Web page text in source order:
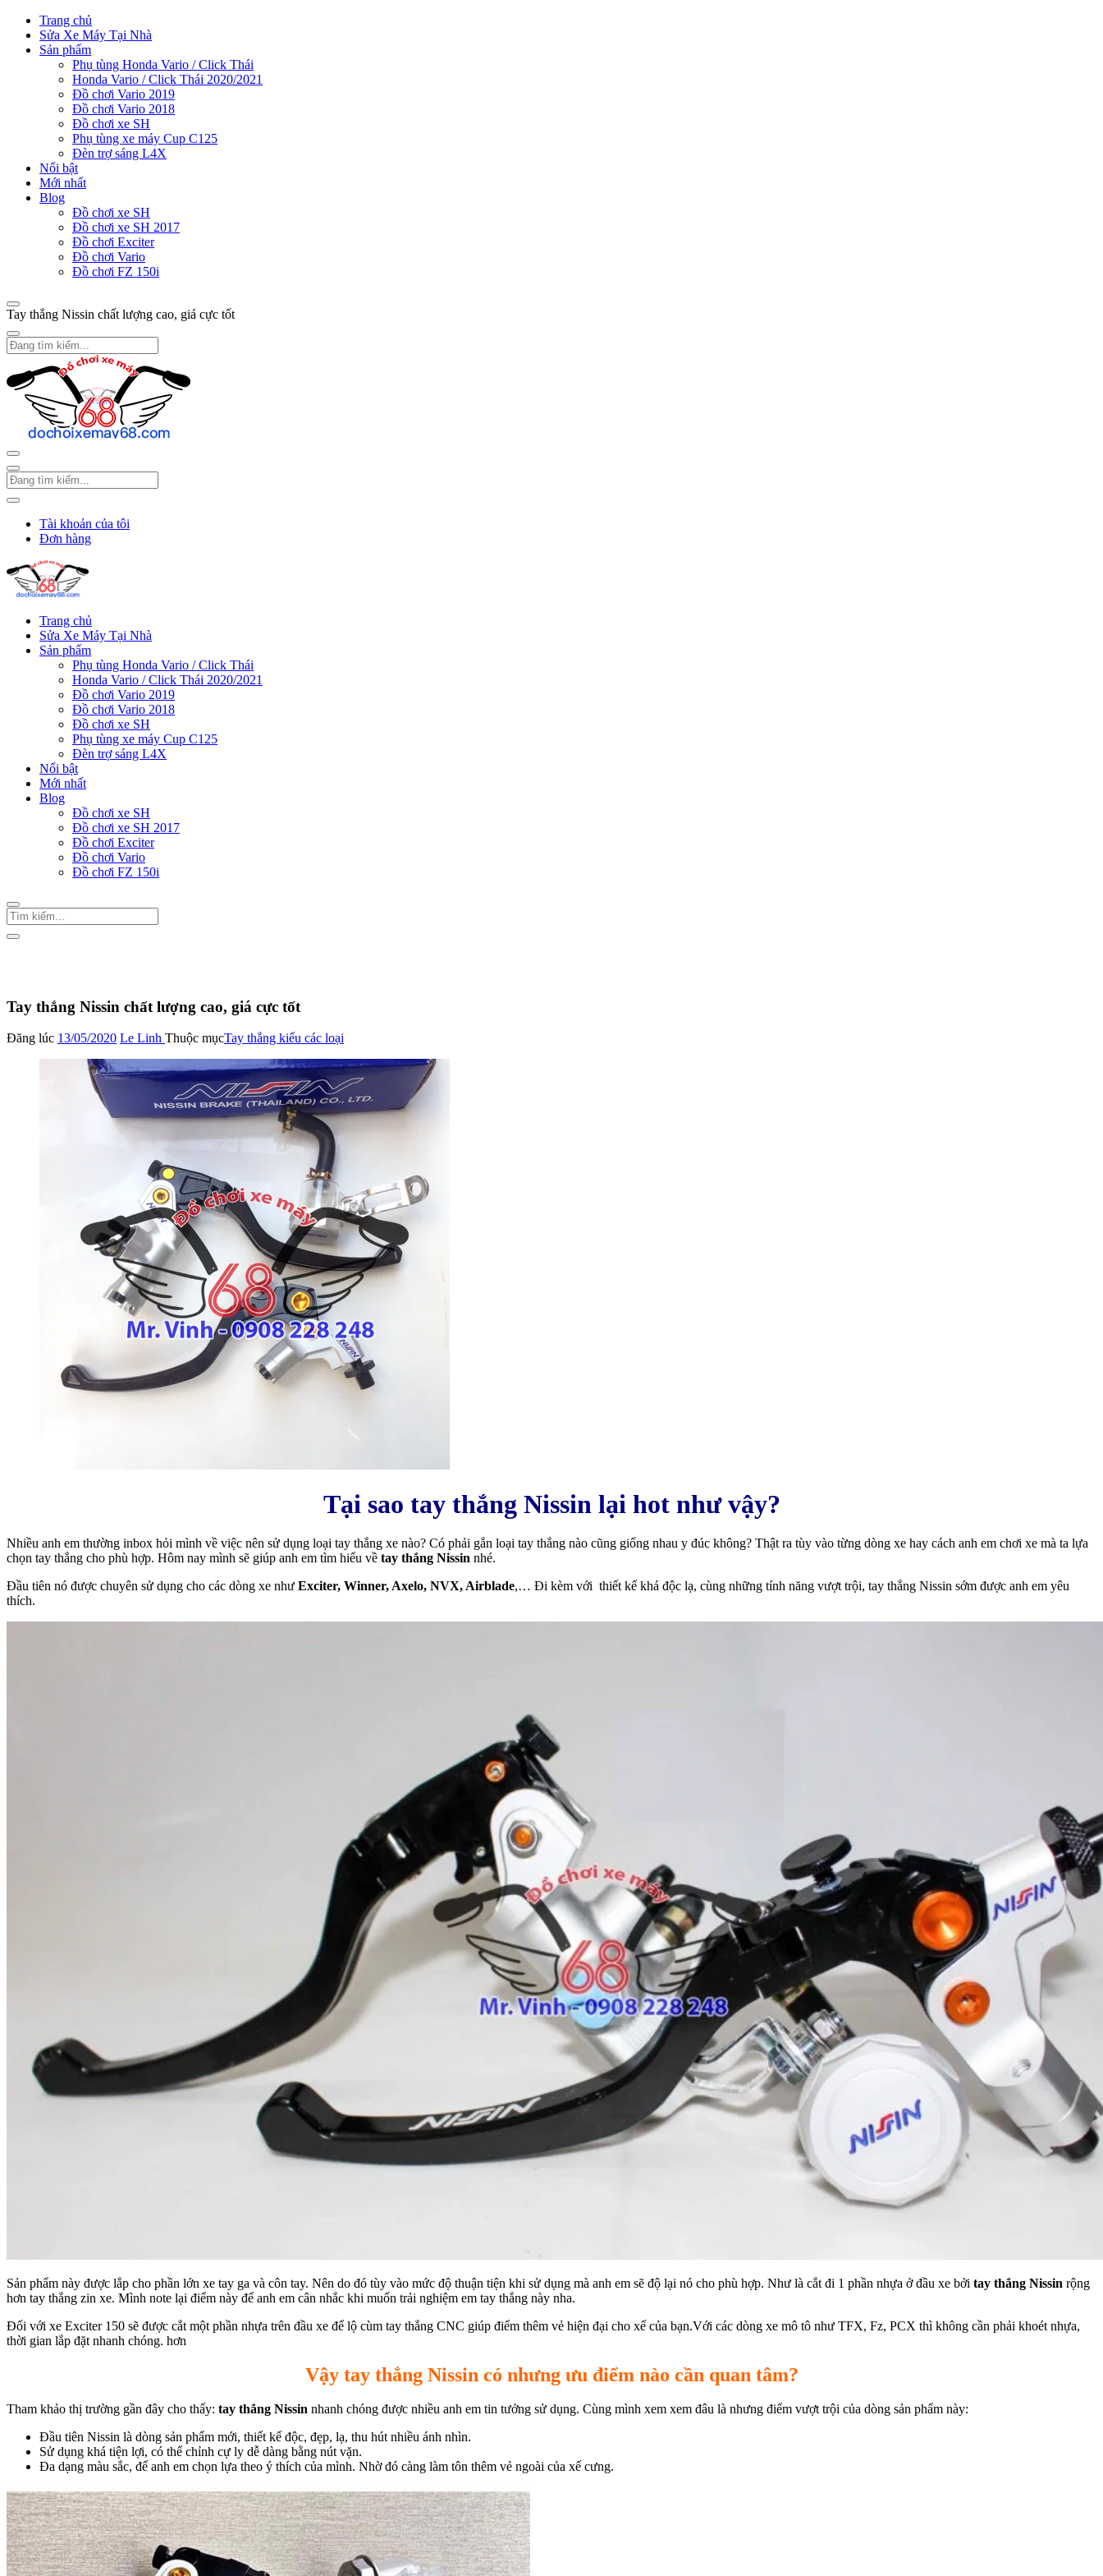
Trang chủ
Sửa Xe Máy Tại Nhà
Sản phẩm
Phụ tùng Honda Vario / Click Thái
Honda Vario / Click Thái 2020/2021
Đồ chơi Vario 2019
Đồ chơi Vario 2018
Đồ chơi xe SH
Phụ tùng xe máy Cup C125
Đèn trợ sáng L4X
Nổi bật
Mới nhất
Blog
Đồ chơi xe SH
Đồ chơi xe SH 2017
Đồ chơi Exciter
Đồ chơi Vario
Đồ chơi FZ 150i
Tay thắng Nissin chất lượng cao, giá cực tốt
Tài khoản của tôi
Đơn hàng
Trang chủ
Sửa Xe Máy Tại Nhà
Sản phẩm
Phụ tùng Honda Vario / Click Thái
Honda Vario / Click Thái 2020/2021
Đồ chơi Vario 2019
Đồ chơi Vario 2018
Đồ chơi xe SH
Phụ tùng xe máy Cup C125
Đèn trợ sáng L4X
Nổi bật
Mới nhất
Blog
Đồ chơi xe SH
Đồ chơi xe SH 2017
Đồ chơi Exciter
Đồ chơi Vario
Đồ chơi FZ 150i
Tay thắng Nissin chất lượng cao, giá cực tốt
Đăng lúc 13/05/2020 Le Linh Thuộc mụcTay thắng kiểu các loại
Tại sao tay thắng Nissin lại hot như vậy?
Nhiều anh em thường inbox hỏi mình về việc nên sử dụng loại tay thắng xe nào? Có phải gắn loại tay thắng nào cũng giống nhau y đúc không? Thật ra tùy vào từng dòng xe hay cách anh em chơi xe mà ta lựa
chọn tay thắng cho phù hợp. Hôm nay mình sẽ giúp anh em tìm hiểu về tay thắng Nissin nhé.
Đầu tiên nó được chuyên sử dụng cho các dòng xe như Exciter, Winner, Axelo, NVX, Airblade,… Đi kèm với thiết kế khá độc lạ, cùng những tính năng vượt trội, tay thắng Nissin sớm được anh em yêu
thích.
Sản phẩm này được lắp cho phần lớn xe tay ga và côn tay. Nên do đó tùy vào mức độ thuận tiện khi sử dụng mà anh em sẽ độ lại nó cho phù hợp. Như là cắt đi 1 phần nhựa ở đầu xe bởi tay thắng Nissin rộng
hơn tay thắng zin xe. Mình note lại điểm này để anh em cân nhắc khi muốn trải nghiệm em tay thắng này nha.
Đối với xe Exciter 150 sẽ được cắt một phần nhựa trên đầu xe để lộ cùm tay thắng CNC giúp điểm thêm vẻ hiện đại cho xế của bạn.Với các dòng xe mô tô như TFX, Fz, PCX thì không cần phải khoét nhựa,
thời gian lắp đặt nhanh chóng. hơn
Vậy tay thắng Nissin có nhưng ưu điểm nào cần quan tâm?
Tham khảo thị trường gần đây cho thấy: tay thắng Nissin nhanh chóng được nhiều anh em tin tưởng sử dụng. Cùng mình xem xem đâu là nhưng điểm vượt trội của dòng sản phẩm này:
Đầu tiên Nissin là dòng sản phẩm mới, thiết kế độc, đẹp, lạ, thu hút nhiều ánh nhìn.
Sử dụng khá tiện lợi, có thể chỉnh cự ly dễ dàng bằng nút vặn.
Đa dạng màu sắc, để anh em chọn lựa theo ý thích của mình. Nhờ đó càng làm tôn thêm vẻ ngoài của xế cưng.